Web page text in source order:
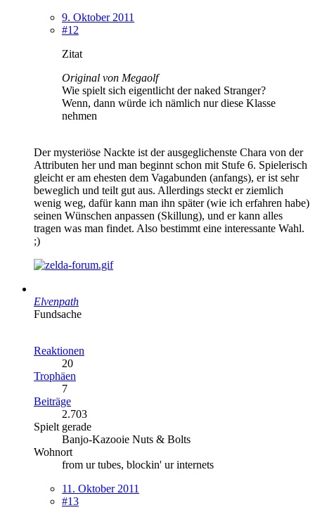
9. Oktober 2011
#12
Zitat
Original von Megaolf
Wie spielt sich eigentlicht der naked Stranger?
Wenn, dann würde ich nämlich nur diese Klasse
nehmen
Der mysteriöse Nackte ist der ausgeglichenste Chara von der
Attributen her und man beginnt schon mit Stufe 6. Spielerisch
gleicht er am ehesten dem Vagabunden (anfangs), er ist sehr
beweglich und teilt gut aus. Allerdings steckt er ziemlich
wenig weg, dafür kann man ihn später (wie ich erfahren habe)
seinen Wünschen anpassen (Skillung), und er kann alles
tragen was man findet. Also bestimmt eine interessante Wahl.
;)
Elvenpath
Fundsache
Reaktionen
20
Trophäen
7
Beiträge
2.703
Spielt gerade
Banjo-Kazooie Nuts & Bolts
Wohnort
from ur tubes, blockin' ur internets
11. Oktober 2011
#13